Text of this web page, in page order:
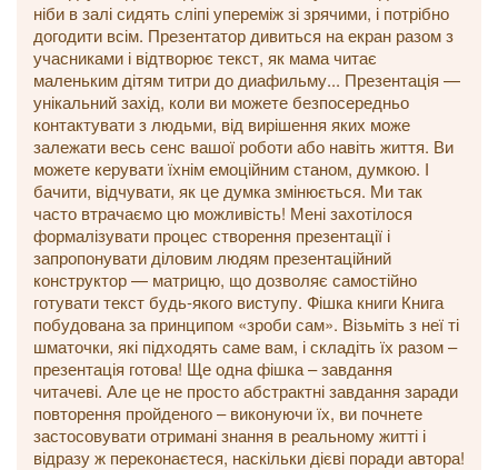
ніби в залі сидять сліпі упереміж зі зрячими, і потрібно
догодити всім. Презентатор дивиться на екран разом з
учасниками і відтворює текст, як мама читає
маленьким дітям титри до диафильму... Презентація —
унікальний захід, коли ви можете безпосередньо
контактувати з людьми, від вирішення яких може
залежати весь сенс вашої роботи або навіть життя. Ви
можете керувати їхнім емоційним станом, думкою. І
бачити, відчувати, як це думка змінюється. Ми так
часто втрачаємо цю можливість! Мені захотілося
формалізувати процес створення презентації і
запропонувати діловим людям презентаційний
конструктор — матрицю, що дозволяє самостійно
готувати текст будь-якого виступу. Фішка книги Книга
побудована за принципом «зроби сам». Візьміть з неї ті
шматочки, які підходять саме вам, і складіть їх разом –
презентація готова! Ще одна фішка – завдання
читачеві. Але це не просто абстрактні завдання заради
повторення пройденого – виконуючи їх, ви почнете
застосовувати отримані знання в реальному житті і
відразу ж переконаєтеся, наскільки дієві поради автора!